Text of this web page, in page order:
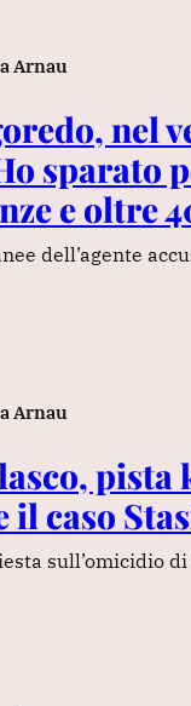
Arnau
nel
sparato
e oltre
dell’agente
Arnau
pista
il caso
sull’omicidio